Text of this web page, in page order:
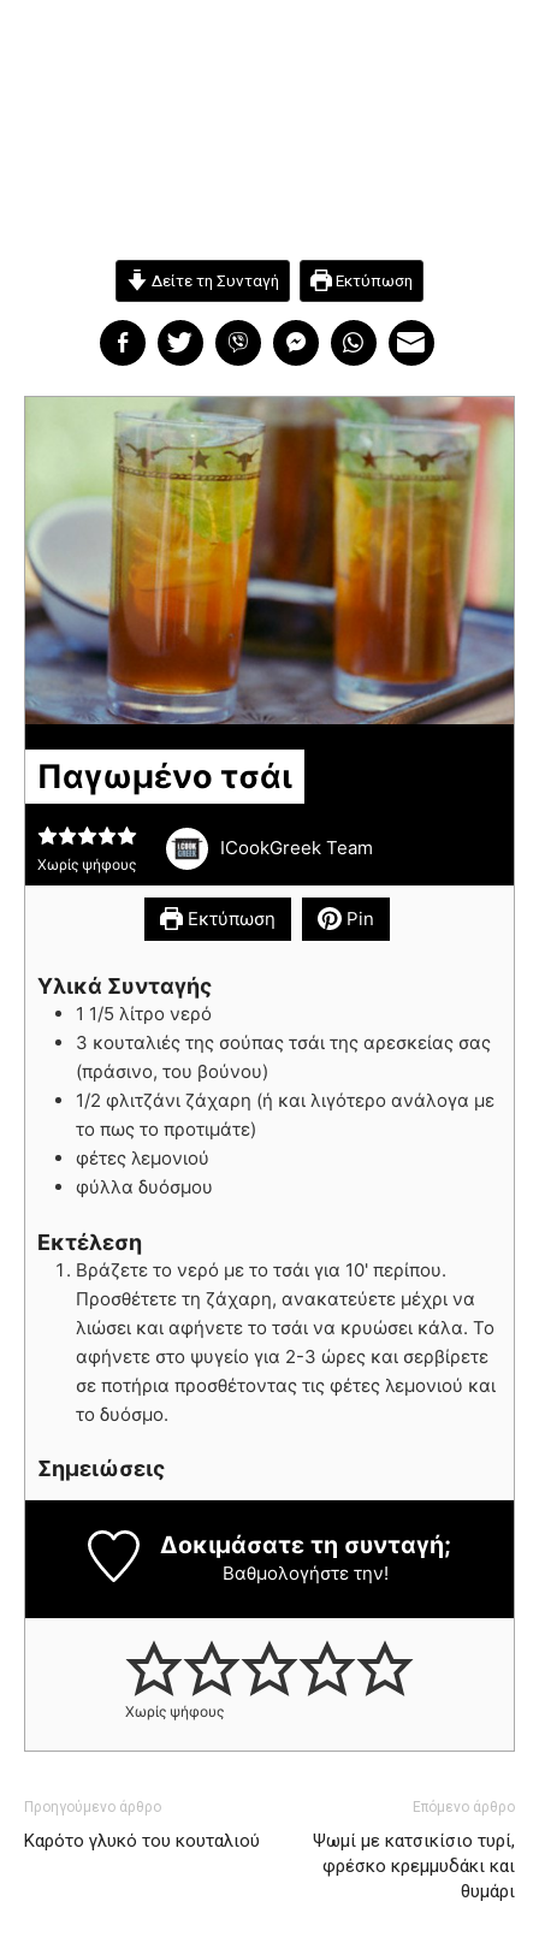
Δείτε τη Συνταγή Εκτύπωση
Παγωμένο τσάι
Χωρίς ψήφους
ICookGreek Team
Εκτύπωση Pin
Υλικά Συνταγής
1 1/5 λίτρο νερό
3 κουταλιές της σούπας τσάι της αρεσκείας σας
(πράσινο, του βούνου)
1/2 φλιτζάνι ζάχαρη (ή και λιγότερο ανάλογα με
το πως το προτιμάτε)
φέτες λεμονιού
φύλλα δυόσμου
Εκτέλεση
Βράζετε το νερό με το τσάι για 10' περίπου.
Προσθέτετε τη ζάχαρη, ανακατεύετε μέχρι να
λιώσει και αφήνετε το τσάι να κρυώσει κάλα. Το
αφήνετε στο ψυγείο για 2-3 ώρες και σερβίρετε
σε ποτήρια προσθέτοντας τις φέτες λεμονιού και
το δυόσμο.
Σημειώσεις
Δοκιμάσατε τη συνταγή;
Βαθμολογήστε την!
Χωρίς ψήφους
Προηγούμενο άρθρο
Καρότο γλυκό του κουταλιού
Επόμενο άρθρο
Ψωμί με κατσικίσιο τυρί,
φρέσκο κρεμμυδάκι και
θυμάρι